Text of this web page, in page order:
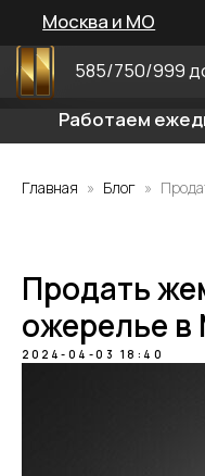
Москва и МО
585/750/999 до 13.600 р/
Работаем ежедневно,
Главная Блог
Продать
ожерелье в
2024-04-03 18:40